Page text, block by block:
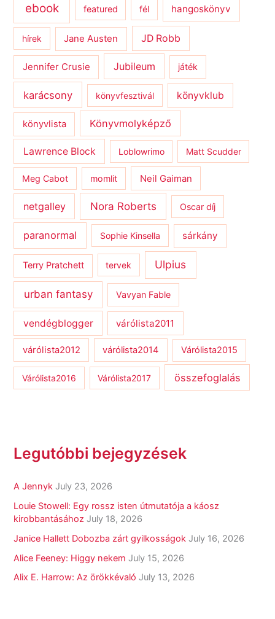
ebook featured fél hangoskönyv
hírek Jane Austen JD Robb
Jennifer Crusie Jubileum játék
karácsony könyvfesztivál könyvklub
könyvlista Könyvmolyképző
Lawrence Block Loblowrimo Matt Scudder
Meg Cabot momlit Neil Gaiman
netgalley Nora Roberts Oscar díj
paranormal Sophie Kinsella sárkány
Terry Pratchett tervek Ulpius
urban fantasy Vavyan Fable
vendégblogger várólista2011
várólista2012 várólista2014 Várólista2015
Várólista2016 Várólista2017 összefoglalás
Legutóbbi bejegyzések
A Jennyk July 23, 2026
Louie Stowell: Egy ​rossz isten útmutatója a káosz
kirobbantásához July 18, 2026
Janice Hallett Dobozba zárt gyilkosságok July 16, 2026
Alice Feeney: Higgy nekem July 15, 2026
Alix E. Harrow: Az örökkévaló July 13, 2026